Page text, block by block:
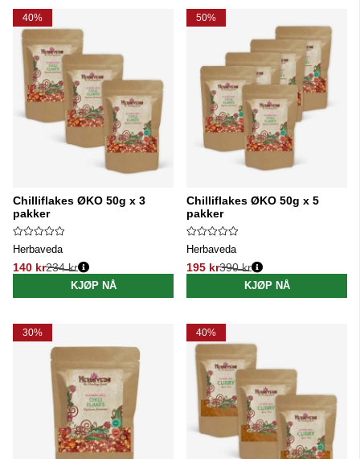
40%
Chilliflakes ØKO 50g x 3
pakker
Herbaveda
140 kr
Vanlig pris:
234 kr
KJØP NÅ
50%
Chilliflakes ØKO 50g x 5
pakker
Herbaveda
195 kr
Vanlig pris:
390 kr
KJØP NÅ
30% 40%